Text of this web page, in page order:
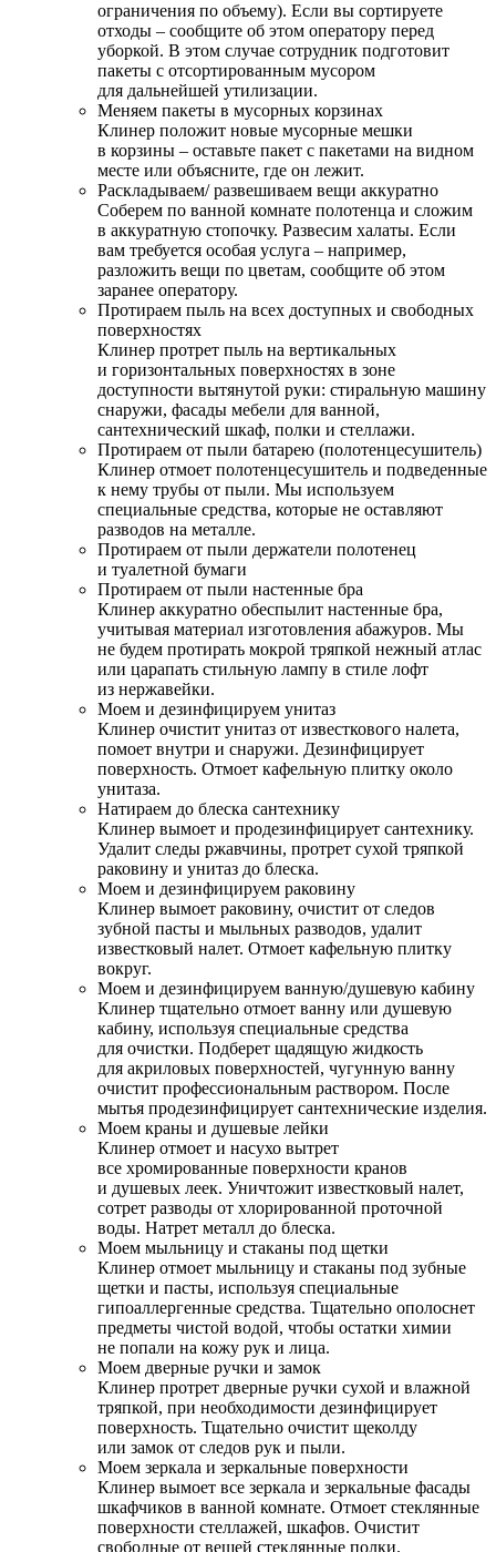
ограничения по объему). Если вы сортируете
отходы – сообщите об этом оператору перед
уборкой. В этом случае сотрудник подготовит
пакеты с отсортированным мусором
для дальнейшей утилизации.
Меняем пакеты в мусорных корзинах
Клинер положит новые мусорные мешки
в корзины – оставьте пакет с пакетами на видном
месте или объясните, где он лежит.
Раскладываем/ развешиваем вещи аккуратно
Соберем по ванной комнате полотенца и сложим
в аккуратную стопочку. Развесим халаты. Если
вам требуется особая услуга – например,
разложить вещи по цветам, сообщите об этом
заранее оператору.
Протираем пыль на всех доступных и свободных
поверхностях
Клинер протрет пыль на вертикальных
и горизонтальных поверхностях в зоне
доступности вытянутой руки: стиральную машину
снаружи, фасады мебели для ванной,
сантехнический шкаф, полки и стеллажи.
Протираем от пыли батарею (полотенцесушитель)
Клинер отмоет полотенцесушитель и подведенные
к нему трубы от пыли. Мы используем
специальные средства, которые не оставляют
разводов на металле.
Протираем от пыли держатели полотенец
и туалетной бумаги
Протираем от пыли настенные бра
Клинер аккуратно обеспылит настенные бра,
учитывая материал изготовления абажуров. Мы
не будем протирать мокрой тряпкой нежный атлас
или царапать стильную лампу в стиле лофт
из нержавейки.
Моем и дезинфицируем унитаз
Клинер очистит унитаз от известкового налета,
помоет внутри и снаружи. Дезинфицирует
поверхность. Отмоет кафельную плитку около
унитаза.
Натираем до блеска сантехнику
Клинер вымоет и продезинфицирует сантехнику.
Удалит следы ржавчины, протрет сухой тряпкой
раковину и унитаз до блеска.
Моем и дезинфицируем раковину
Клинер вымоет раковину, очистит от следов
зубной пасты и мыльных разводов, удалит
известковый налет. Отмоет кафельную плитку
вокруг.
Моем и дезинфицируем ванную/душевую кабину
Клинер тщательно отмоет ванну или душевую
кабину, используя специальные средства
для очистки. Подберет щадящую жидкость
для акриловых поверхностей, чугунную ванну
очистит профессиональным раствором. После
мытья продезинфицирует сантехнические изделия.
Моем краны и душевые лейки
Клинер отмоет и насухо вытрет
все хромированные поверхности кранов
и душевых леек. Уничтожит известковый налет,
сотрет разводы от хлорированной проточной
воды. Натрет металл до блеска.
Моем мыльницу и стаканы под щетки
Клинер отмоет мыльницу и стаканы под зубные
щетки и пасты, используя специальные
гипоаллергенные средства. Тщательно ополоснет
предметы чистой водой, чтобы остатки химии
не попали на кожу рук и лица.
Моем дверные ручки и замок
Клинер протрет дверные ручки сухой и влажной
тряпкой, при необходимости дезинфицирует
поверхность. Тщательно очистит щеколду
или замок от следов рук и пыли.
Моем зеркала и зеркальные поверхности
Клинер вымоет все зеркала и зеркальные фасады
шкафчиков в ванной комнате. Отмоет стеклянные
поверхности стеллажей, шкафов. Очистит
свободные от вещей стеклянные полки.